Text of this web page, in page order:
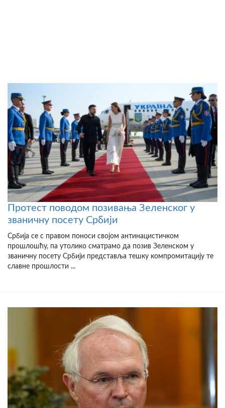
Протест поводом позивања Зеленског у
званичну посету Србији
Србија се с правом поноси својом антинацистичком
прошлошћу, па утолико сматрамо да позив Зеленском у
званичну посету Србији представља тешку компромитацију те
славне прошлости ...